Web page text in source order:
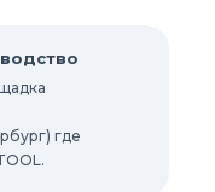
где